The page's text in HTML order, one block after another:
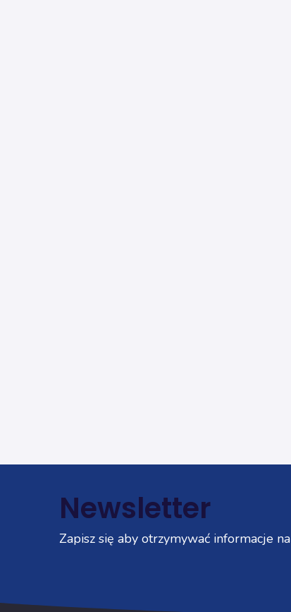
Newsletter
Zapisz się aby otrzymywać informacje